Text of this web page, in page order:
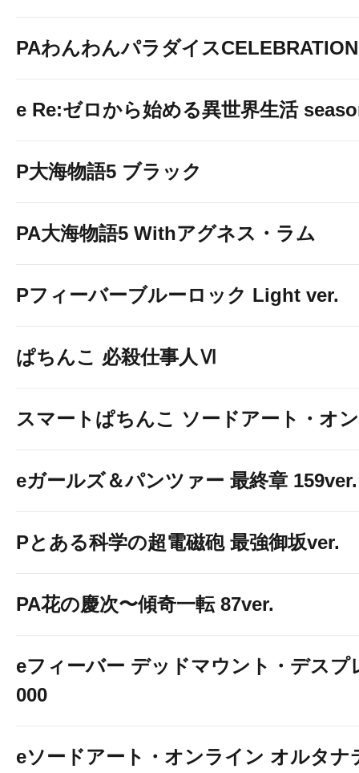
↓↓↓↓↓
PAわんわんパラダイスCELEBRATION
e Re:ゼロから始める異世界生活
P大海物語5 ブラック
PA大海物語5 Withアグネス・ラム
Pフィーバーブルーロック Light ver.
ぱちんこ 必殺仕事人Ⅵ
スマートぱちんこ ソードアート・オ
eガールズ＆パンツァー 最終章 159ver.
Pとある科学の超電磁砲 最強御坂ver.
PA花の慶次〜傾奇一転 87ver.
eフィーバー デッドマウント・デスプ
000
eソードアート・オンライン オルタナ